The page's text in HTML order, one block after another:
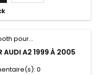
AUDI A2 1999 À 2005
0